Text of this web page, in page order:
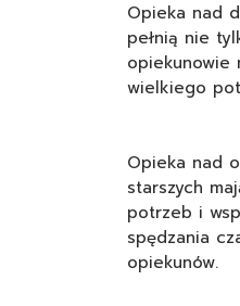
Opieka nad
pełnią nie
opiekunowie
wielkiego
Opieka nad
starszych
potrzeb i
spędzania
opiekunów.